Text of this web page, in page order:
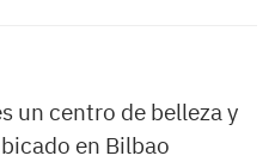
un centro de belleza y
en Bilbao